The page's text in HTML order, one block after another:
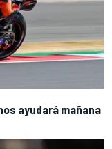
ayudará mañana